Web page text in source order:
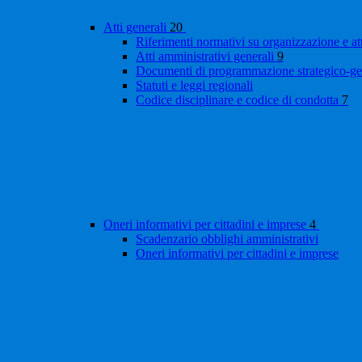
Atti generali 20
Riferimenti normativi su organizzazione e
Atti amministrativi generali 9
Documenti di programmazione strategico-
Statuti e leggi regionali
Codice disciplinare e codice di condotta 7
Oneri informativi per cittadini e imprese 4
Scadenzario obblighi amministrativi
Oneri informativi per cittadini e imprese